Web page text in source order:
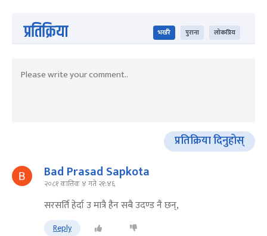
प्रतिक्रिया भर्खरै पुराना लोकप्रिय
प्रतिक्रिया दिनुहोस्
Bad Prasad Sapkota
२०८१ कात्तिक ४ गते २१:४६
सरसर्ति हेर्दा उ मात्रै हैन सबै उदण्ड नै छन्,
Reply